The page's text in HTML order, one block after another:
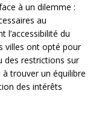
à un dilemme :
au
l’accessibilité du
villes ont opté pour
des restrictions sur
trouver un équilibre
des intérêts